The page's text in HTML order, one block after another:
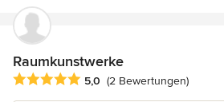
Raumkunstwerke
Durchschnittliche Bewertung: 5 von 5
5,0 (2 Bewertungen)